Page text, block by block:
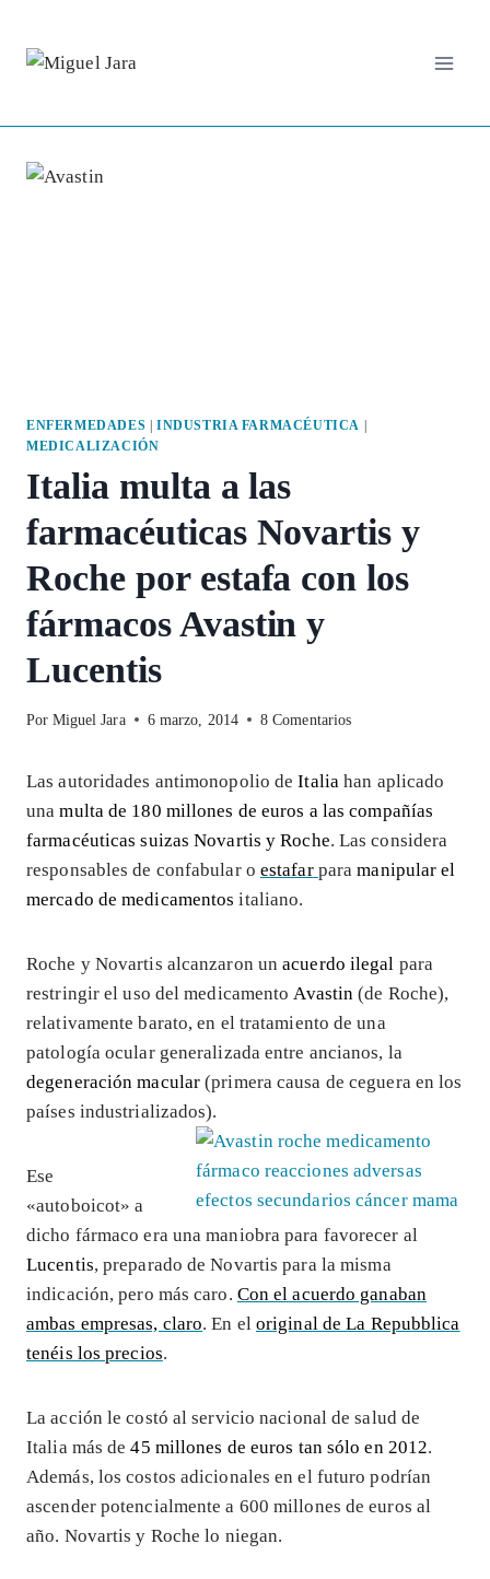
contenido
ENFERMEDADES INDUSTRIA FARMACÉUTICA
MEDICALIZACIÓN
Italia multa a las
farmacéuticas Novartis y
Roche por estafa con los
fármacos Avastin y
Lucentis
Por Miguel Jara 6 marzo, 2014 8 Comentarios
Las autoridades antimonopolio deItalia han aplicado
unamulta de 180 millones de euros a las compañías
farmacéuticas suizas Novartis y Roche. Las considera
responsables de confabular o estafar paramanipular el
mercado de medicamentos italiano.
Roche y Novartis alcanzaron unacuerdo ilegal para
restringir el uso del medicamento Avastin (de Roche),
relativamente barato, en el tratamiento de una
patología ocular generalizada entre ancianos, la
degeneración macular(primera causa de ceguera en los
países industrializados).
Ese
«autoboicot» a
dicho fármaco era una maniobra para favorecer al
Lucentis, preparado de Novartis para la misma
indicación, pero más caro. Con el acuerdo ganaban
ambas empresas, claro. En el original de La Repubblica
tenéis los precios.
La acción le costó al servicio nacional de salud de
Italia más de45 millones de euros tan sólo en 2012.
Además, los costos adicionales en el futuro podrían
ascender potencialmente a 600 millones de euros al
año. Novartis y Roche lo niegan.